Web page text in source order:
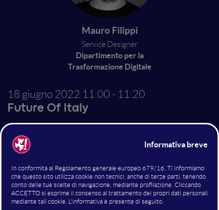
Mauro Filippi
Service Designer
Dipartimento per la
Trasformazione Digitale
18 giugno 2022 11:00 - 11:20
Future Of Italy
Dall'hamburger alle nuvole:
co-progettare i servizi
pubblici digitali con le
risorse di Designers Italia
Il Dipartimento per la Trasformazione Digitale del